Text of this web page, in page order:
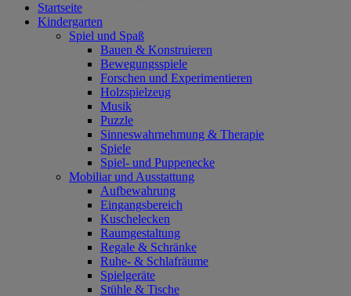
Startseite
Kindergarten
Spiel und Spaß
Bauen & Konstruieren
Bewegungsspiele
Forschen und Experimentieren
Holzspielzeug
Musik
Puzzle
Sinneswahrnehmung & Therapie
Spiele
Spiel- und Puppenecke
Mobiliar und Ausstattung
Aufbewahrung
Eingangsbereich
Kuschelecken
Raumgestaltung
Regale & Schränke
Ruhe- & Schlafräume
Spielgeräte
Stühle & Tische